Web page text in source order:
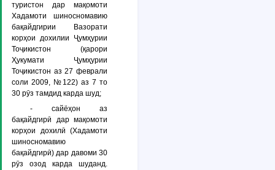
туристон дар мақомоти
Хадамоти шиносномавию
бақайдгирии Вазорати
корҳои дохилии Ҷумҳурии
Тоҷикистон (қарори
Ҳукумати Ҷумҳурии
Тоҷикистон аз 27 феврали
соли 2009, №122) аз 7 то
30 рӯз тамдид карда шуд;
- сайёҳон аз
бақайдгирӣ дар мақомоти
корҳои дохилӣ (Хадамоти
шиносномавию
бақайдгирӣ) дар давоми 30
рӯз озод карда шуданд.